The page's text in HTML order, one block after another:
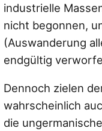
industrielle
nicht begonnen,
(Auswanderung
endgültig
Dennoch zielen
wahrscheinlich
die